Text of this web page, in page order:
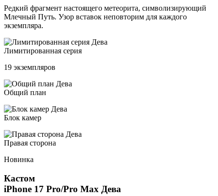
Редкий фрагмент настоящего метеорита, символизирующий
Млечный Путь. Узор вставок неповторим для каждого
экземпляра.
Лимитированная серия
19 экземпляров
Общий план
Блок камер
Правая сторона
Новинка
Кастом
iPhone 17 Pro/Pro Max Дева